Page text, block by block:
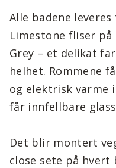
Alle badene
Limestone fliser
Grey – et delikat
helhet. Rommene
og elektrisk varme
får innfellbare
Det blir montert
close sete på hvert